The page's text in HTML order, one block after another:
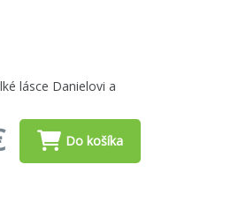
lásce Danielovi a
Do košíka